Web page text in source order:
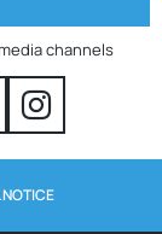
channels
NOTICE